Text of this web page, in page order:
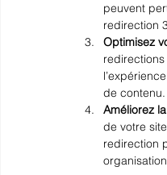
peuvent
redirection
Optimisez
de contenu.
Améliorez
de votre
redirection